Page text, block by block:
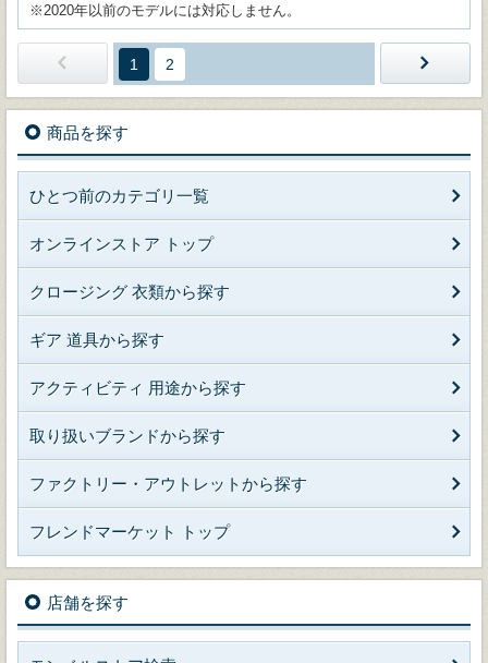
※2020年以前のモデルには対応しません。
1 2
商品を探す
ひとつ前のカテゴリ一覧
オンラインストア トップ
クロージング 衣類から探す
ギア 道具から探す
アクティビティ 用途から探す
取り扱いブランドから探す
ファクトリー・アウトレットから探す
フレンドマーケット トップ
店舗を探す